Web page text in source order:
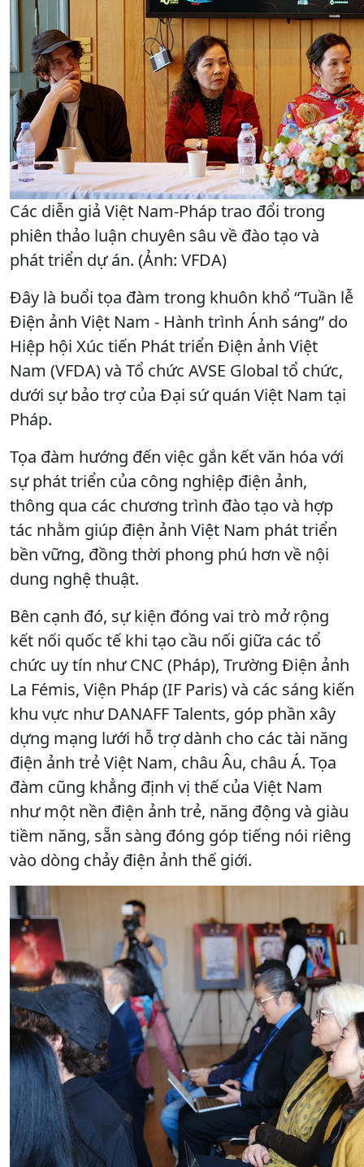
Các diễn giả Việt Nam-Pháp trao đổi trong
phiên thảo luận chuyên sâu về đào tạo và
phát triển dự án. (Ảnh: VFDA)
Đây là buổi tọa đàm trong khuôn khổ “Tuần lễ
Điện ảnh Việt Nam - Hành trình Ánh sáng” do
Hiệp hội Xúc tiến Phát triển Điện ảnh Việt
Nam (VFDA) và Tổ chức AVSE Global tổ chức,
dưới sự bảo trợ của Đại sứ quán Việt Nam tại
Pháp.
Tọa đàm hướng đến việc gắn kết văn hóa với
sự phát triển của công nghiệp điện ảnh,
thông qua các chương trình đào tạo và hợp
tác nhằm giúp điện ảnh Việt Nam phát triển
bền vững, đồng thời phong phú hơn về nội
dung nghệ thuật.
Bên cạnh đó, sự kiện đóng vai trò mở rộng
kết nối quốc tế khi tạo cầu nối giữa các tổ
chức uy tín như CNC (Pháp), Trường Điện ảnh
La Fémis, Viện Pháp (IF Paris) và các sáng kiến
khu vực như DANAFF Talents, góp phần xây
dựng mạng lưới hỗ trợ dành cho các tài năng
điện ảnh trẻ Việt Nam, châu Âu, châu Á. Tọa
đàm cũng khẳng định vị thế của Việt Nam
như một nền điện ảnh trẻ, năng động và giàu
tiềm năng, sẵn sàng đóng góp tiếng nói riêng
vào dòng chảy điện ảnh thế giới.